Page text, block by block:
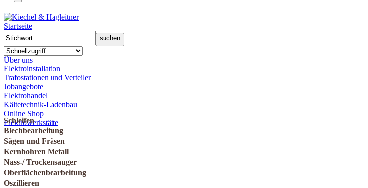
Startseite
Über uns
Elektroinstallation
Trafostationen und Verteiler
Jobangebote
Elektrohandel
Kältetechnik-Ladenbau
Online Shop
Elektrowerkstätte
Schleifen
Blechbearbeitung
Sägen und Fräsen
Kernbohren Metall
Nass-/ Trockensauger
Oberflächenbearbeitung
Oszillieren